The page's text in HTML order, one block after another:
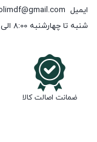
ایمیل
شنبه تا چهارشنبه 8:00 الی 18:00 پنجشنبه 8:00 الی 13:00
ضمانت اصالت کالا